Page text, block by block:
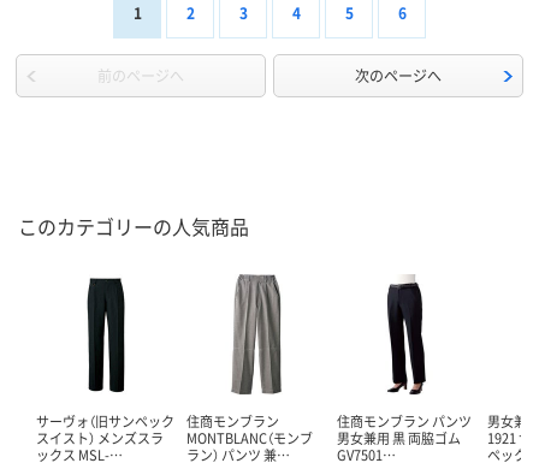
1 2 3 4 5 6
前のページへ 次のページへ
このカテゴリーの人気商品
サーヴォ（旧サンペック
スイスト） メンズスラ
ックス MSL-…
住商モンブラン
MONTBLANC（モンブ
ラン） パンツ 兼…
住商モンブラン パンツ
男女兼用 黒 両脇ゴム
GV7501…
男女兼
1921 サ
ペック